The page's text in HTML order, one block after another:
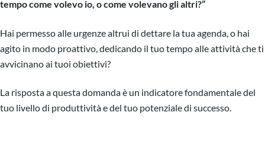
tempo come volevo io, o come volevano gli altri?”
Hai permesso alle urgenze altrui di dettare la tua agenda, o hai
agito in modo proattivo, dedicando il tuo tempo alle attività che ti
avvicinano ai tuoi obiettivi?
La risposta a questa domanda è un indicatore fondamentale del
tuo livello di produttività e del tuo potenziale di successo.